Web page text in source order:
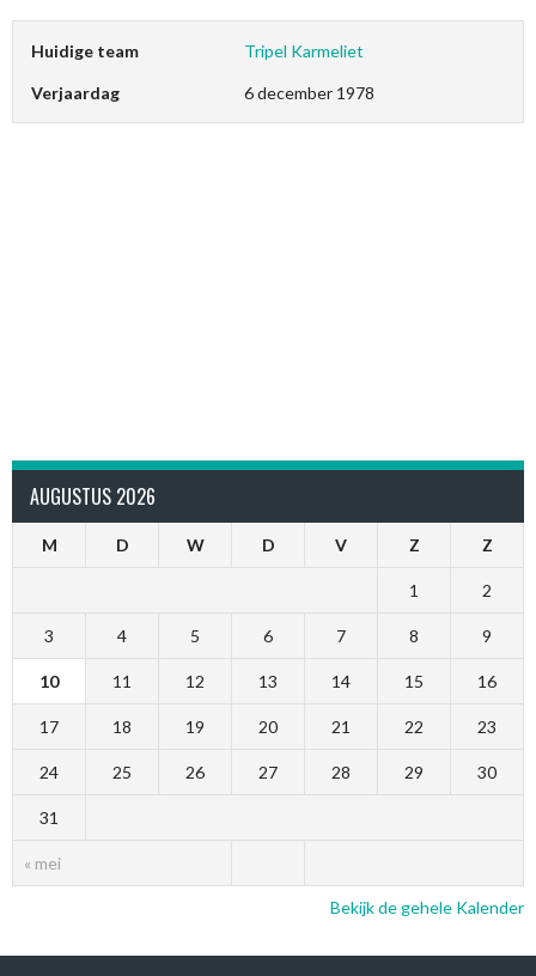
Huidige team Tripel Karmeliet
Verjaardag 6 december 1978
AUGUSTUS 2026
M D W D V Z Z
« mei
1 2
3 4 5 6 7 8 9
10 11 12 13 14 15 16
17 18 19 20 21 22 23
24 25 26 27 28 29 30
31
Bekijk de gehele Kalender